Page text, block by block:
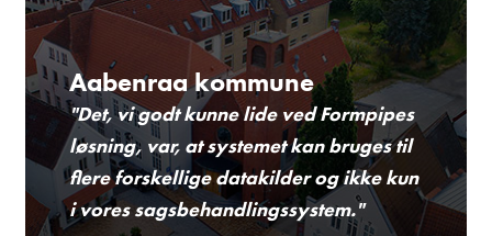
Aabenraa kommune
"Det, vi godt kunne lide ved Formpipes
løsning, var, at systemet kan bruges til
flere forskellige datakilder og ikke kun
i vores sagsbehandlingssystem."